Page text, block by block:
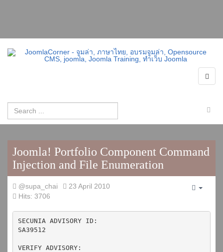
Joomla! Portfolio Component Command
Injection and File Enumeration
@supa_chai
23 April 2010
Hits: 3706
SECUNIA ADVISORY ID:
SA39512
VERIFY ADVISORY: